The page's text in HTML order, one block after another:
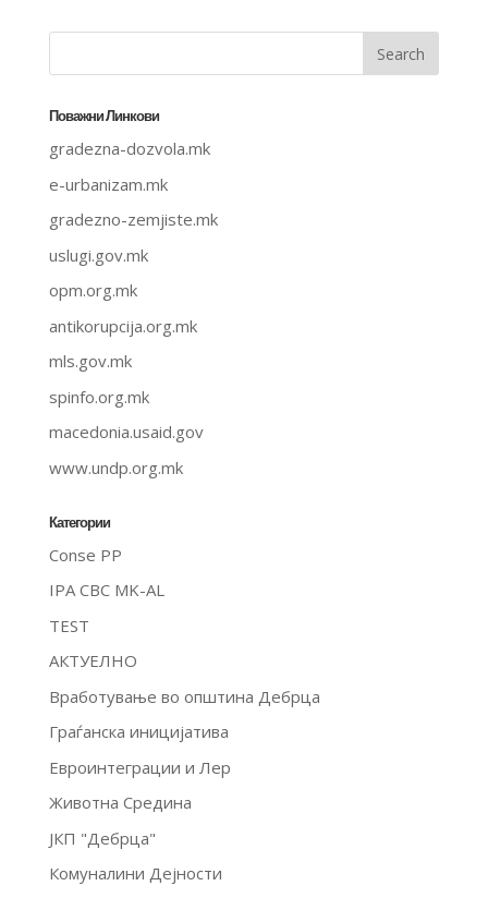
Поважни Линкови
gradezna-dozvola.mk
e-urbanizam.mk
gradezno-zemjiste.mk
uslugi.gov.mk
opm.org.mk
antikorupcija.org.mk
mls.gov.mk
spinfo.org.mk
macedonia.usaid.gov
www.undp.org.mk
Категории
Conse PP
IPA CBC MK-AL
TEST
АКТУЕЛНО
Вработување во општина Дебрца
Граѓанска иницијатива
Евроинтеграции и Лер
Животна Средина
ЈКП "Дебрца"
Комуналини Дејности